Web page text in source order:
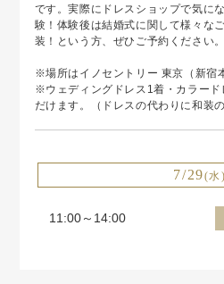
です。実際にドレスショップで気に
験！体験後は結婚式に関して様々な
装！という方、ぜひご予約ください。
※場所はイノセントリー 東京（新宿
※ウェディングドレス1着・カラード
だけます。（ドレスの代わりに和装
7/29(水)
11:00～14:00